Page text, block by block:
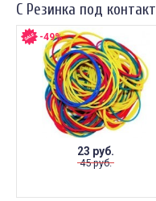
С Резинка под
23 руб.
45 руб.
-49%